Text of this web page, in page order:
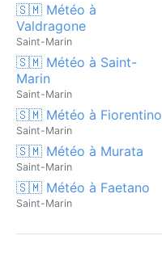
🇸🇲 Météo à
Valdragone
Saint-Marin
🇸🇲 Météo à Saint-
Marin
Saint-Marin
🇸🇲 Météo à Fiorentino
Saint-Marin
🇸🇲 Météo à Murata
Saint-Marin
🇸🇲 Météo à Faetano
Saint-Marin